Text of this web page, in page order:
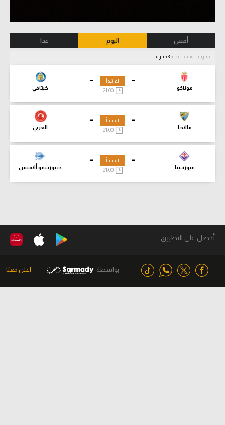
أمس اليوم غدا
مباريات ودية - أندية
-
موناكو
-
خيتافي
لم تبدأ
21:00
-
مالاجا
-
العربي
لم تبدأ
21:00
-
فيورنتينا
-
ديبورتيفو ألافيس
لم تبدأ
21:00
أحصل على التطبيق
بواسطة اعلن معنا